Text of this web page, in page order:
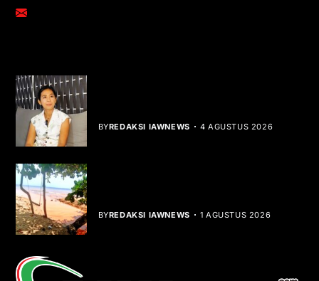
adm@iawnews.com
BYREDAKSI IAWNEWS 4 AGUSTUS 2026
BYREDAKSI IAWNEWS 1 AGUSTUS 2026